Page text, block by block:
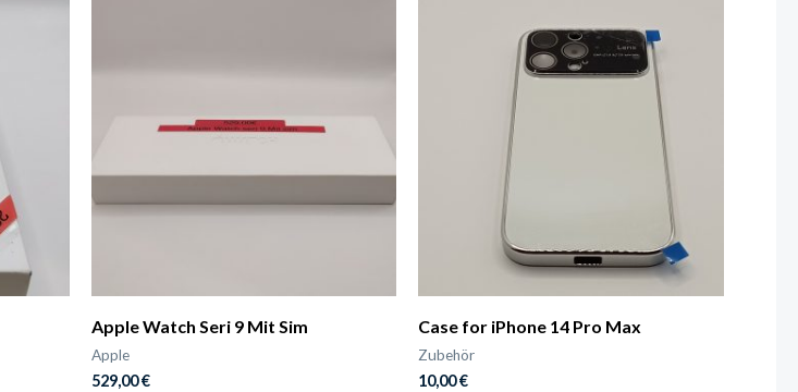
Apple Watch Seri 9 Mit Sim
Apple
529,00€
Case for iPhone 14 Pro Max
Zubehör
10,00€